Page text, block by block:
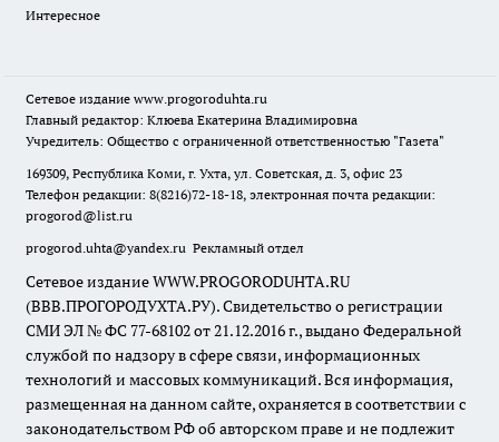
Интересное
Сетевое издание www.progoroduhta.ru
Главный редактор: Клюева Екатерина Владимировна
Учредитель: Общество с ограниченной ответственностью "Газета"
169309, Республика Коми, г. Ухта, ул. Советская, д. 3, офис 23
Телефон редакции: 8(8216)72-18-18, электронная почта редакции:
progorod@list.ru
progorod.uhta@yandex.ru Рекламный отдел
Сетевое издание WWW.PROGORODUHTA.RU
(ВВВ.ПРОГОРОДУХТА.РУ). Свидетельство о регистрации
СМИ ЭЛ № ФС 77-68102 от 21.12.2016 г., выдано Федеральной
службой по надзору в сфере связи, информационных
технологий и массовых коммуникаций. Вся информация,
размещенная на данном сайте, охраняется в соответствии с
законодательством РФ об авторском праве и не подлежит